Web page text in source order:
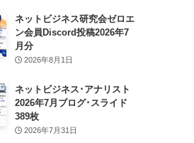
ネットビジネス研究会ゼロエ
ン会員Discord投稿2026年7
月分
2026年8月1日
ネットビジネス･アナリスト
2026年7月ブログ･スライド
389枚
2026年7月31日